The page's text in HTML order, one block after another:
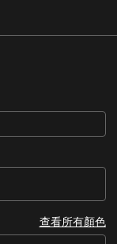
查看所有顏色